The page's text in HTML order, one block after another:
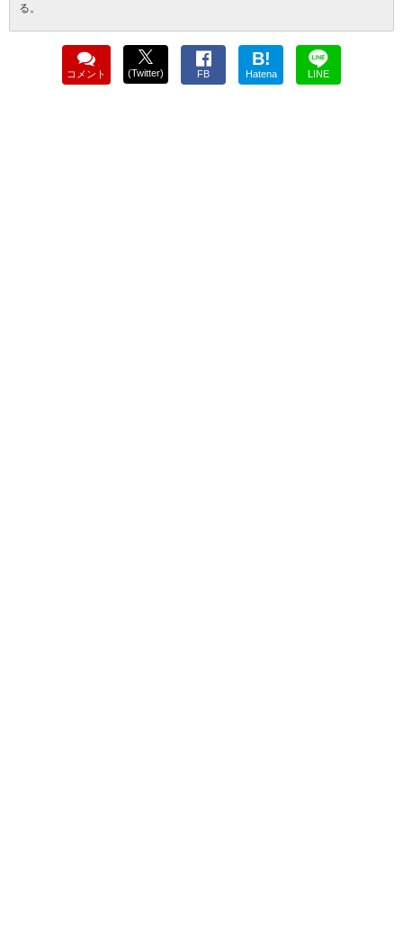
る。
コメント (Twitter) FB
B!
Hatena LINE